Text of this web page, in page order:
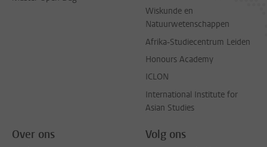
Wiskunde en
Natuurwetenschappen
Afrika-Studiecentrum Leiden
Honours Academy
ICLON
International Institute for
Asian Studies
Over ons Volg ons